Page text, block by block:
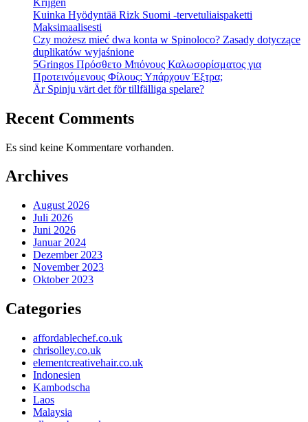
Kuinka Hyödyntää Rizk Suomi -tervetuliaispaketti
Maksimaalisesti
Czy możesz mieć dwa konta w Spinoloco? Zasady dotyczące
duplikatów wyjaśnione
5Gringos Πρόσθετο Μπόνους Καλωσορίσματος για
Προτεινόμενους Φίλους: Υπάρχουν Έξτρα;
Är Spinju värt det för tillfälliga spelare?
Recent Comments
Es sind keine Kommentare vorhanden.
Archives
August 2026
Juli 2026
Juni 2026
Januar 2024
Dezember 2023
November 2023
Oktober 2023
Categories
affordablechef.co.uk
chrisolley.co.uk
elementcreativehair.co.uk
Indonesien
Kambodscha
Laos
Malaysia